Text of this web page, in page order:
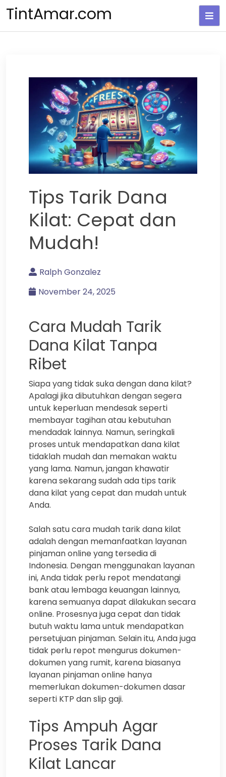
Skip
content
TintAmar.com
Tips Tarik Dana
Kilat: Cepat dan
Mudah!
Ralph Gonzalez
November 24, 2025
Cara Mudah Tarik
Dana Kilat Tanpa
Ribet
Siapa yang tidak suka dengan dana kilat?
Apalagi jika dibutuhkan dengan segera
untuk keperluan mendesak seperti
membayar tagihan atau kebutuhan
mendadak lainnya. Namun, seringkali
proses untuk mendapatkan dana kilat
tidaklah mudah dan memakan waktu
yang lama. Namun, jangan khawatir
karena sekarang sudah ada tips tarik
dana kilat yang cepat dan mudah untuk
Anda.
Salah satu cara mudah tarik dana kilat
adalah dengan memanfaatkan layanan
pinjaman online yang tersedia di
Indonesia. Dengan menggunakan layanan
ini, Anda tidak perlu repot mendatangi
bank atau lembaga keuangan lainnya,
karena semuanya dapat dilakukan secara
online. Prosesnya juga cepat dan tidak
butuh waktu lama untuk mendapatkan
persetujuan pinjaman. Selain itu, Anda juga
tidak perlu repot mengurus dokumen-
dokumen yang rumit, karena biasanya
layanan pinjaman online hanya
memerlukan dokumen-dokumen dasar
seperti KTP dan slip gaji.
Tips Ampuh Agar
Proses Tarik Dana
Kilat Lancar